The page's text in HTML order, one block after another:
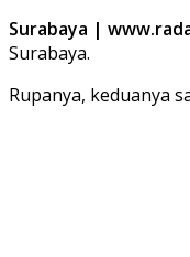
Surabaya |
Surabaya.
Rupanya, keduanya